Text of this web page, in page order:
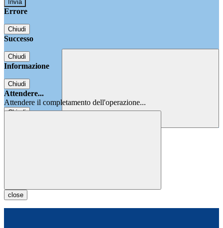
Errore
Chiudi
Successo
Chiudi
Informazione
Chiudi
Attendere...
Attendere il completamento dell'operazione...
Chiudi
close